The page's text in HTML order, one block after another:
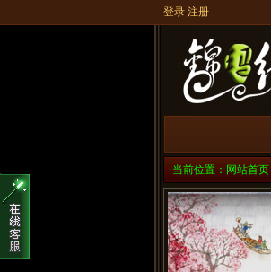
登录 注册
当前位置： 网站首页